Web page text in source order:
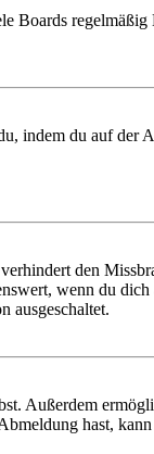
Boards
indem du auf der
den
wenn du
ausgeschaltet.
Außerdem
hast,